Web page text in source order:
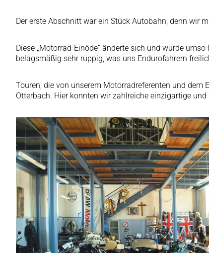
Der erste Abschnitt war ein Stück Autobahn, denn wir
Diese „Motorrad-Einöde“ änderte sich und wurde
belagsmäßig sehr ruppig, was uns Endurofahrern
Touren, die von unserem Motorradreferenten und
Otterbach. Hier konnten wir zahlreiche einzigartige